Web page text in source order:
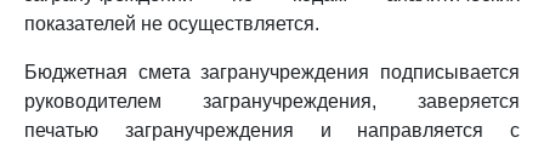
показателей не осуществляется.
Бюджетная смета загранучреждения подписывается
руководителем загранучреждения, заверяется
печатью загранучреждения и направляется с